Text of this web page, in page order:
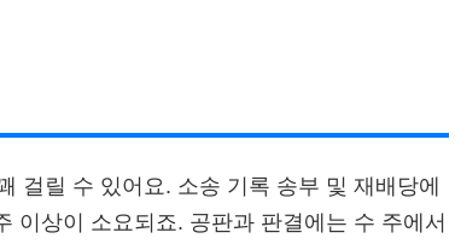
걸릴 수 있어요. 소송 기록 송부 및 재배당에
이상이 소요되죠. 공판과 판결에는 수 주에서